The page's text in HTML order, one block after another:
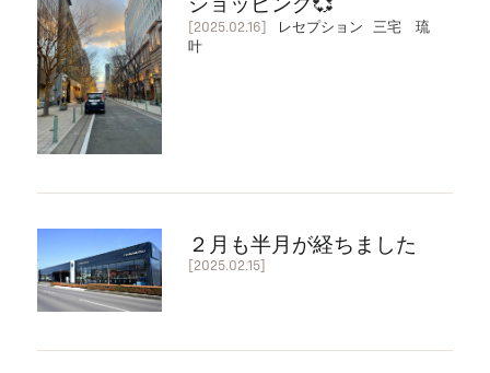
ショッピング💞
[2025.02.16]
レセプション 三宅 琉
叶
２月も半月が経ちました
[2025.02.15]